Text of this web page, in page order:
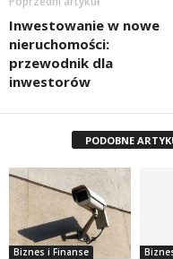
Inwestowanie w nowe
nieruchomości:
przewodnik dla
inwestorów
PODOBNE
Biznes i Finanse